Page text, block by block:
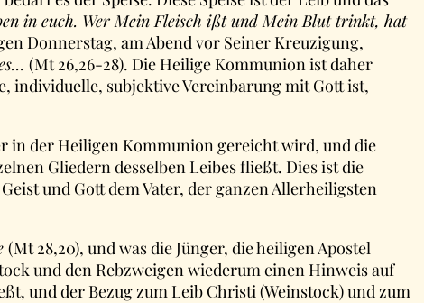
in euch. Wer Mein Fleisch ißt und Mein Blut trinkt, hat
Donnerstag, am Abend vor Seiner Kreuzigung,
(Mt 26,26-28). Die Heilige Kommunion ist daher
individuelle, subjektive Vereinbarung mit Gott ist,
in der Heiligen Kommunion gereicht wird, und die
Gliedern desselben Leibes fließt. Dies ist die
und Gott dem Vater, der ganzen Allerheiligsten
(Mt 28,20), und was die Jünger, die heiligen Apostel
und den Rebzweigen wiederum einen Hinweis auf
und der Bezug zum Leib Christi (Weinstock) und zum